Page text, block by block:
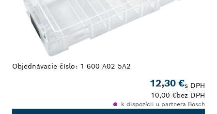
Objednávacie číslo: 1 600 A02 5A2
12,30 €s DPH
10,00 €bez DPH
k dispozícii u partnera Bosch